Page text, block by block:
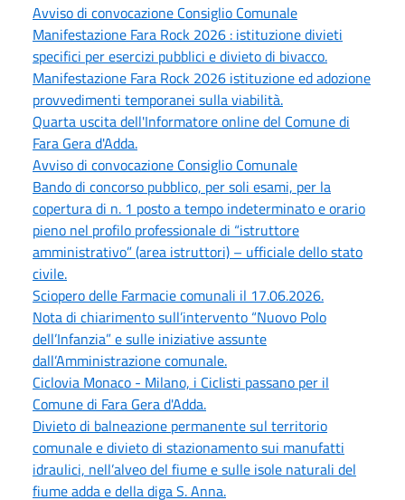
Avviso di convocazione Consiglio Comunale
Manifestazione Fara Rock 2026 : istituzione divieti
specifici per esercizi pubblici e divieto di bivacco.
Manifestazione Fara Rock 2026 istituzione ed adozione
provvedimenti temporanei sulla viabilità.
Quarta uscita dell'Informatore online del Comune di
Fara Gera d'Adda.
Avviso di convocazione Consiglio Comunale
Bando di concorso pubblico, per soli esami, per la
copertura di n. 1 posto a tempo indeterminato e orario
pieno nel profilo professionale di “istruttore
amministrativo” (area istruttori) – ufficiale dello stato
civile.
Sciopero delle Farmacie comunali il 17.06.2026.
Nota di chiarimento sull’intervento “Nuovo Polo
dell’Infanzia” e sulle iniziative assunte
dall’Amministrazione comunale.
Ciclovia Monaco - Milano, i Ciclisti passano per il
Comune di Fara Gera d'Adda.
Divieto di balneazione permanente sul territorio
comunale e divieto di stazionamento sui manufatti
idraulici, nell’alveo del fiume e sulle isole naturali del
fiume adda e della diga S. Anna.